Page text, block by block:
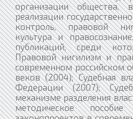
организации общества,
реализации
контроль, правовой
культура и
публикаций, среди
Правовой нигилизм и
современном российском
веков (2004); Судебная
Федерации (2007);
механизме разделения
методическое